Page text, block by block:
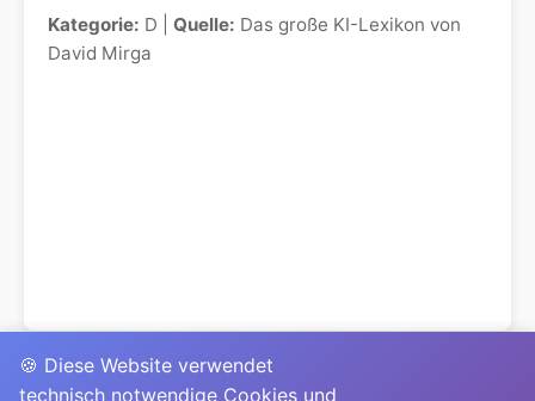
Kategorie: D | Quelle: Das große KI-Lexikon von
David Mirga
🍪 Diese Website verwendet
technisch notwendige Cookies und